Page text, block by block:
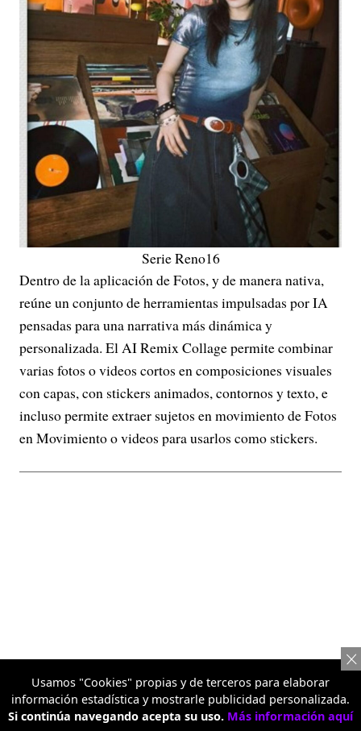
Serie Reno16
Dentro de la aplicación de Fotos, y de manera nativa,
reúne un conjunto de herramientas impulsadas por IA
pensadas para una narrativa más dinámica y
personalizada. El AI Remix Collage permite combinar
varias fotos o videos cortos en composiciones visuales
con capas, con stickers animados, contornos y texto, e
incluso permite extraer sujetos en movimiento de Fotos
en Movimiento o videos para usarlos como stickers.
Usamos "Cookies" propias y de terceros para elaborar
información estadística y mostrarle publicidad personalizada.
Si continúa navegando acepta su uso. Más información aquí